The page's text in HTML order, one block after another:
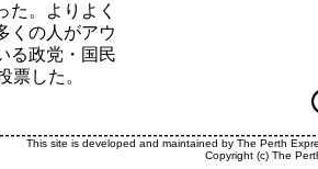
た。よりよく
くの人がアウ
る政党・国民
票した。
This site is developed and maintained by The Perth
Copyright (c) The